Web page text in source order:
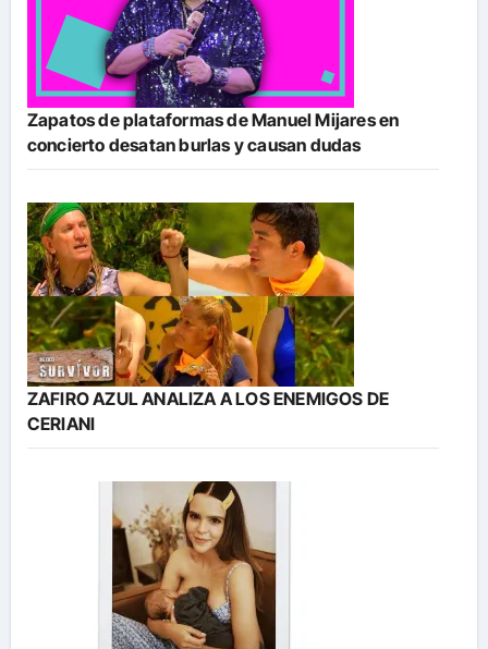
Zapatos de plataformas de Manuel Mijares en
concierto desatan burlas y causan dudas
ZAFIRO AZUL ANALIZA A LOS ENEMIGOS DE
CERIANI